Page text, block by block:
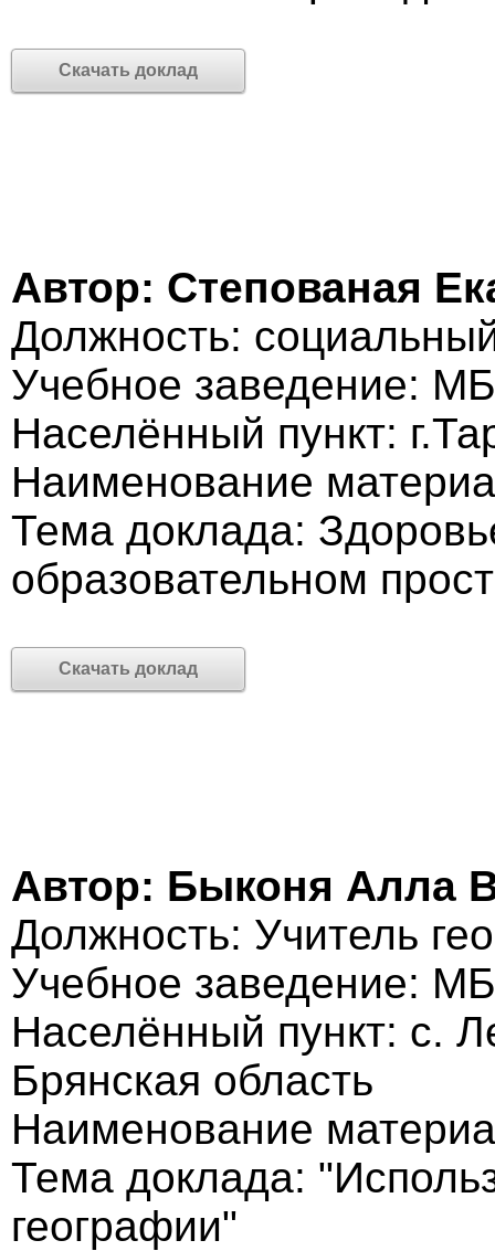
Скачать доклад
Автор: Степованая
Должность:
Учебное заведение:
Населённый пункт:
Наименование
Тема доклада:
образовательном
Скачать доклад
Автор: Быконя Алла
Должность: Учитель
Учебное заведение:
Населённый пункт: с.
Брянская область
Наименование
Тема доклада:
географии"